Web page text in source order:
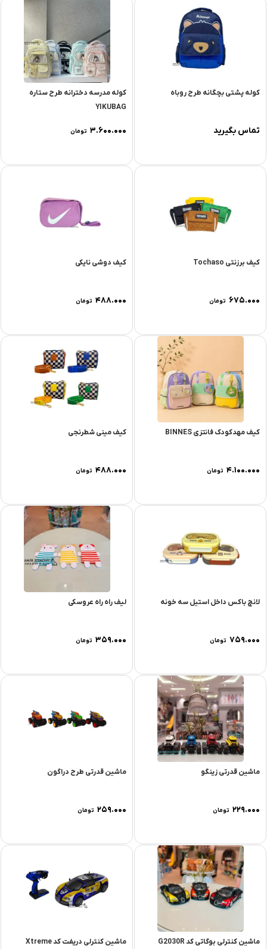
کوله پشتی بچگانه طرح روباه
تماس بگیرید
کوله مدرسه دخترانه طرح ستاره
YIKUBAG
۳.۶۰۰.۰۰۰ تومان
کیف برزنتی Tochaso
۶۷۵.۰۰۰ تومان
کیف دوشی نایکی
۴۸۸.۰۰۰ تومان
کیف مهدکودک فانتزی BINNES
۴.۱۰۰.۰۰۰ تومان
کیف مینی شطرنجی
۴۸۸.۰۰۰ تومان
لانچ باکس داخل استیل سه خونه
۷۵۹.۰۰۰ تومان
لیف راه راه عروسکی
۳۵۹.۰۰۰ تومان
ماشین قدرتی زینگو
۲۲۹.۰۰۰ تومان
ماشین قدرتی طرح دراگون
۲۵۹.۰۰۰ تومان
ماشین کنترلی بوگاتی کد G2030R
ماشین کنترلی دریفت کد Xtreme